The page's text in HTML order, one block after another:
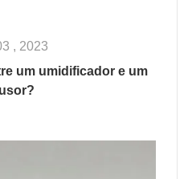
, 2023
um umidificador e um